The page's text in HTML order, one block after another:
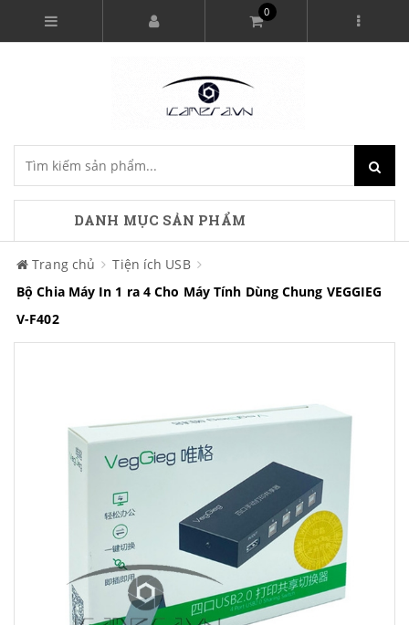
0
DANH MỤC SẢN PHẨM
Trang chủ
Tiện ích USB
Bộ Chia Máy In 1 ra 4 Cho Máy Tính Dùng Chung VEGGIEG
V-F402